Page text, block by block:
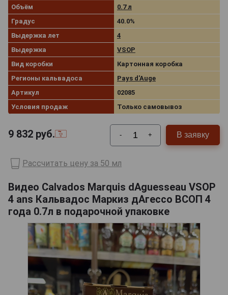
Объём
0.7 л
Градус
40.0%
Выдержка лет
4
Выдержка
VSOP
Вид коробки
Картонная коробка
Регионы кальвадоса
Pays d'Auge
Артикул
02085
Условия продаж
Только самовывоз
9 832 руб. - + В заявку
Рассчитать цену за 50 мл
Видео Calvados Marquis dAguesseau VSOP
4 ans Кальвадос Маркиз дАгессо ВСОП 4
года 0.7л в подарочной упаковке